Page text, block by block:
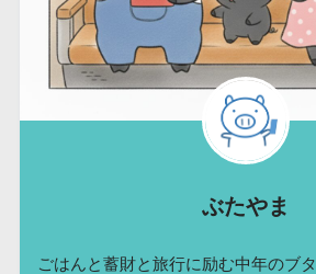
ぶたやま
ごはんと蓄財と旅行に励む中年のブタ